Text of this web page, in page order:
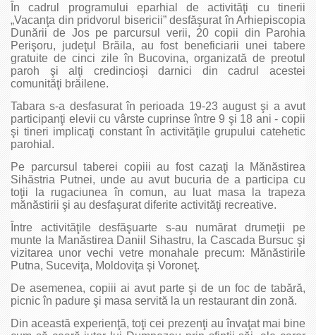
În cadrul programului eparhial de activităţi cu tinerii
„Vacanţa din pridvorul bisericii” desfăşurat în Arhiepiscopia
Dunării de Jos pe parcursul verii, 20 copii din Parohia
Perişoru, judeţul Brăila, au fost beneficiarii unei tabere
gratuite de cinci zile în Bucovina, organizată de preotul
paroh şi alţi credincioşi darnici din cadrul acestei
comunităţi brăilene.
Tabara s-a desfasurat în perioada 19-23 august şi a avut
participanţi elevii cu vârste cuprinse între 9 şi 18 ani - copii
şi tineri implicaţi constant în activităţile grupului catehetic
parohial.
Pe parcursul taberei copiii au fost cazaţi la Mănăstirea
Sihăstria Putnei, unde au avut bucuria de a participa cu
toţii la rugaciunea în comun, au luat masa la trapeza
mănăstirii şi au desfaşurat diferite activităţi recreative.
Între activităţile desfăşuarte s-au numărat drumeţii pe
munte la Manăstirea Daniil Sihastru, la Cascada Bursuc şi
vizitarea unor vechi vetre monahale precum: Mănăstirile
Putna, Suceviţa, Moldoviţa şi Voroneţ.
De asemenea, copiii ai avut parte şi de un foc de tabără,
picnic în padure şi masa servită la un restaurant din zonă.
Din această experienţă, toţi cei prezenţi au învaţat mai bine